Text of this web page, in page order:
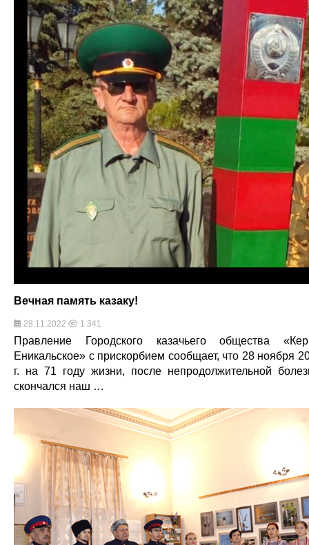
Вечная память казаку!
28.11.2022 1 341
Правление Городского казачьего общества
Еникальское» с прискорбием сообщает, что 28 ноября
г. на 71 году жизни, после непродолжительной
скончался наш …